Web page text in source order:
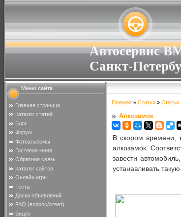
Автосервис
Санкт-
Меню сайта
Главная страница
Каталог статей
Блог
Форум
Фотоальбомы
Гостевая книга
Обратная связь
Каталог сайтов
Онлайн игры
Тесты
Доска объявлений
FAQ (вопрос/ответ)
Видео
Главная » Статьи » Статьи
Алкозамок
В скором времени,
алкозамок.
завести
устанавливать